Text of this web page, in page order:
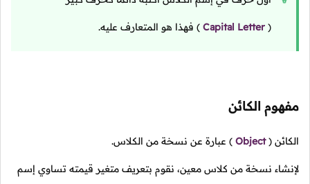
(
Capital Letter
) فهذا هو المتعارف عليه.
مفهوم الكائن
الكائن (
Object
) عبارة عن نسخة من الكلاس.
لإنشاء نسخة من كلاس معين، نقوم بتعريف متغير قيمته تساوي إسم